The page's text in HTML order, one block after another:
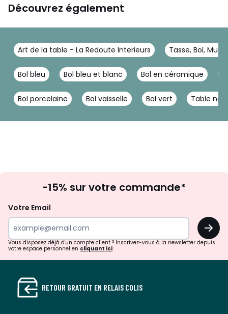
Découvrez également
Art de la table - La Redoute Interieurs Tasse, Bol, Mug
Bol bleu Bol bleu et blanc Bol en céramique
Bol porcelaine Bol vaisselle Bol vert Table
à
newsletter
-15% sur votre commande*
Votre Email
OK
Vous disposez déjà d'un compte client ? Inscrivez-vous à la newsletter depuis
votre espace personnel en cliquant ici
RETOUR GRATUIT EN RELAIS COLIS